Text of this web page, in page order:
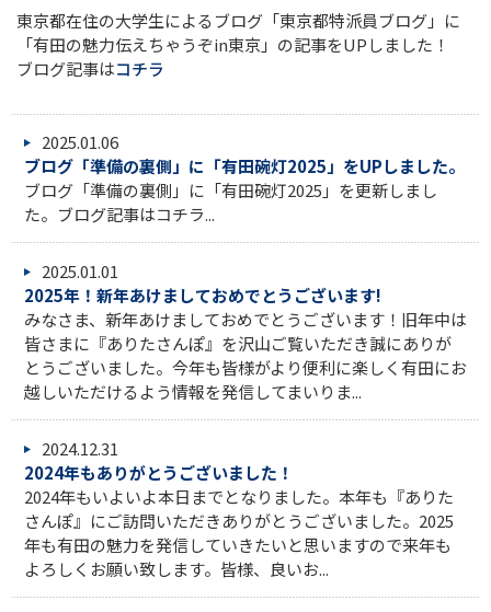
東京都在住の大学生によるブログ「東京都特派員ブログ」に
「有田の魅力伝えちゃうぞin東京」の記事をUPしました！
ブログ記事はコチラ
2025.01.06
ブログ「準備の裏側」に「有田碗灯2025」をUPしました。
ブログ「準備の裏側」に「有田碗灯2025」を更新しまし
た。ブログ記事はコチラ...
2025.01.01
2025年！新年あけましておめでとうございます!
みなさま、新年あけましておめでとうございます！旧年中は
皆さまに『ありたさんぽ』を沢山ご覧いただき誠にありが
とうございました。今年も皆様がより便利に楽しく有田にお
越しいただけるよう情報を発信してまいりま...
2024.12.31
2024年もありがとうございました！
2024年もいよいよ本日までとなりました。本年も『ありた
さんぽ』にご訪問いただきありがとうございました。2025
年も有田の魅力を発信していきたいと思いますので来年も
よろしくお願い致します。皆様、良いお...